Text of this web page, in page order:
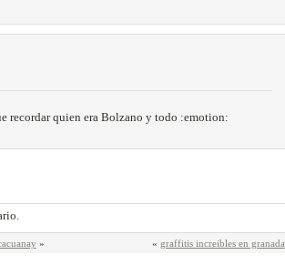
recordar quien era Bolzano y todo :emotion:
» « graffitis increibles en granada